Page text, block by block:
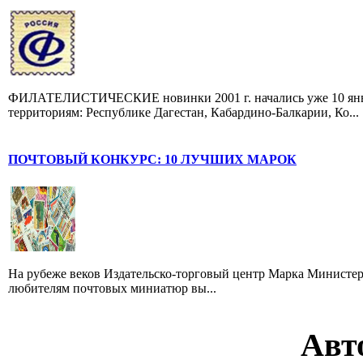
ФИЛАТЕЛИСТИЧЕСКИЕ новинки 2001 г. начались уже 10
территориям: Республике Дагестан, Кабардино-Балкарии, Ко...
ПОЧТОВЫЙ КОНКУРС: 10 ЛУЧШИХ МАРОК
На рубеже веков Издательско-торговый центр Марка
любителям почтовых миниатюр вы...